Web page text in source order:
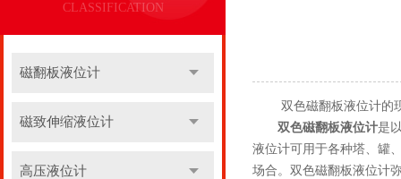
CLASSIFICATION
磁翻板液位计
磁致伸缩液位计
高压液位计
双色磁翻板液位计的
双色磁翻板液位计是
液位计可用于各种塔、罐
场合。双色磁翻板液位计